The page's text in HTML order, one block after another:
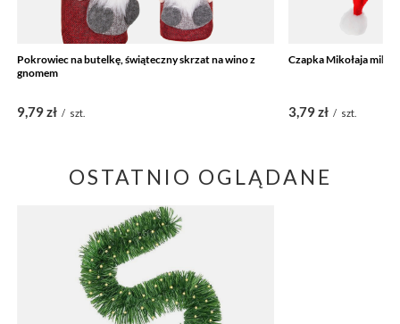
Pokrowiec na butelkę, świąteczny skrzat na wino z
gnomem
9,79 zł / szt.
Czapka Mikołaja
3,79 zł / szt.
OSTATNIO OGLĄDANE